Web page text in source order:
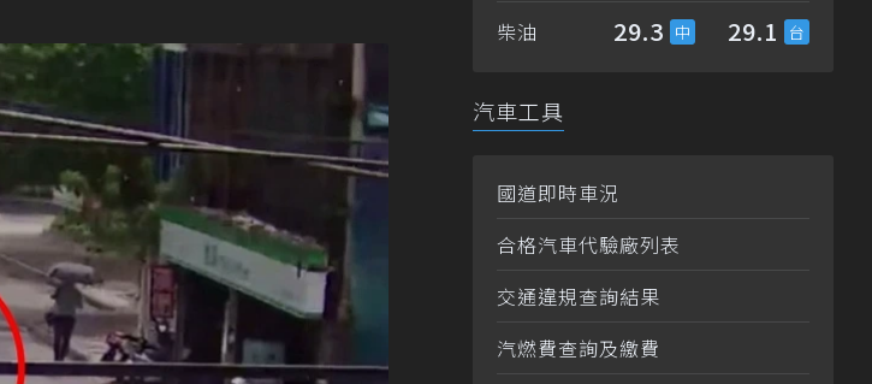
柴油 29.3 29.1
汽車工具
國道即時車況
合格汽車代驗廠列表
交通違規查詢結果
汽燃費查詢及繳費